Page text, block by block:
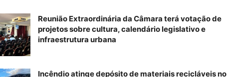
Reunião Extraordinária da Câmara terá votação de
projetos sobre cultura, calendário legislativo e
infraestrutura urbana
Incêndio atinge depósito de materiais recicláveis no